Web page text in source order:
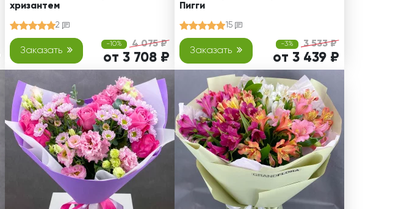
хризантем
2
Заказать
-10% 4 075 ₽
от 3 708 ₽
Пигги
15
Заказать
-3% 3 533 ₽
от 3 439 ₽